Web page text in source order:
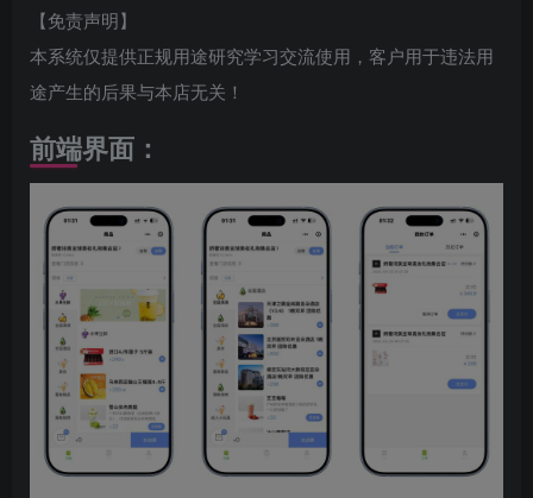
【免责声明】
本系统仅提供正规用途研究学习交流使用，客户用于违法用
途产生的后果与本店无关！
前端界面：